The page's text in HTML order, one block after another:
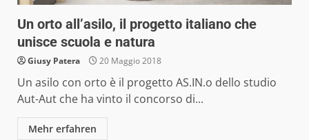
Un orto all’asilo, il progetto italiano che
unisce scuola e natura
Giusy Patera 20 Maggio 2018
Un asilo con orto è il progetto AS.IN.o dello studio
Aut-Aut che ha vinto il concorso di...
Mehr erfahren